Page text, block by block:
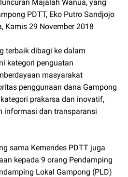
Majalah Wanua, yang
PDTT, Eko Putro Sandjojo
Kamis 29 November 2018
terbaik dibagi ke dalam
kategori penguatan
masyarakat
penggunaan dana Gampong
prakarsa dan inovatif,
informasi dan transparansi
sama Kemendes PDTT juga
kepada 9 orang Pendamping
Lokal Gampong (PLD)